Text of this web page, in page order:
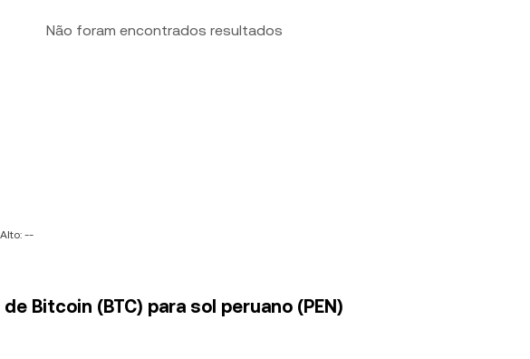
Não foram encontrados resultados
Alto: --
Bitcoin (BTC) para sol peruano (PEN)